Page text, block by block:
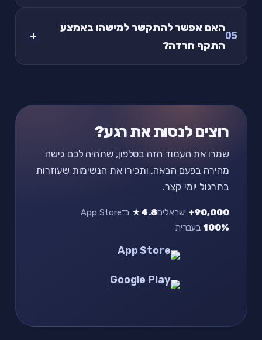
05
האם אפשר להתקשר למישהו באמצע
התקף חרדה?
רוצים לנסות את רגע?
שמרו את העמוד הזה בטלפון, שתהיה לכם גישה
מהירה בפעם הבאה. ותכירו את הנשימות שעוזרות
בתרגול יומי קצר.
90,000+ ישראלים4.8★
ב־App Store
100%בעברית